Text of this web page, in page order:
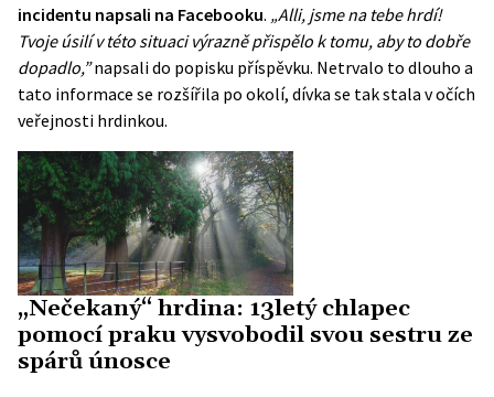
incidentu napsali na Facebooku. „Alli, jsme na tebe hrdí!
Tvoje úsilí v této situaci výrazně přispělo k tomu, aby to dobře
dopadlo,”napsali do popisku příspěvku. Netrvalo to dlouho a
tato informace se rozšířila po okolí, dívka se tak stala v očích
veřejnosti hrdinkou.
„Nečekaný“ hrdina: 13letý chlapec
pomocí praku vysvobodil svou sestru ze
spárů únosce